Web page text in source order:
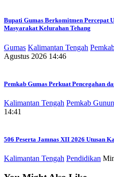
Bupati Gumas Berkomitmen Percepat
Masyarakat Kelurahan Tehang
Gumas Kalimantan Tengah
Agustus 2026 14:46
Pemkab Gumas Perkuat Pencegahan
Kalimantan Tengah Pemkab
14:41
506 Peserta Jamnas XII 2026 Utusan
Kalimantan Tengah Pendidikan